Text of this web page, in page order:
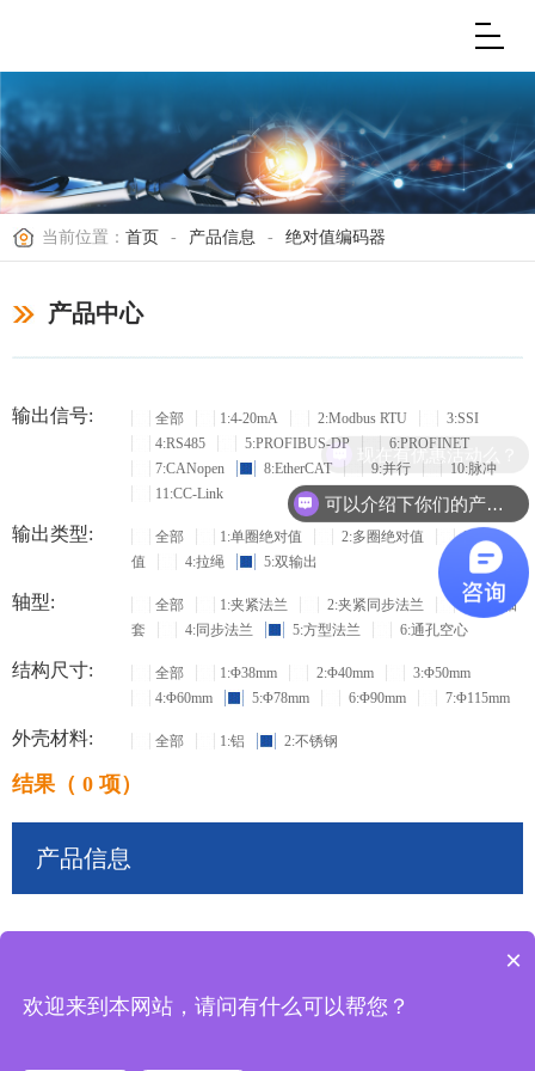
当前位置： 首页 - 产品信息 - 绝对值编码器
产品中心
输出信号: 全部 1:4-20mA 2:Modbus RTU
3:SSI
4:RS485
5:PROFIBUS-DP
6:PROFINET
7:CANopen
8:EtherCAT 9:并行
10:脉冲
11:CC-Link
输出类型: 全部 1:单圈绝对值 2:多圈绝对值
3:增量
值
4:拉绳 5:双输出
轴型: 全部 1:夹紧法兰 2:夹紧同步法兰
3:盲孔轴
套
4:同步法兰 5:方型法兰 6:通孔空心
结构尺寸: 全部 1:Φ38mm 2:Φ40mm
3:Φ50mm
4:Φ60mm
5:Φ78mm 6:Φ90mm 7:Φ115mm
外壳材料: 全部 1:铝 2:不锈钢
结果（ 0 项）
产品信息
可以介绍下你们的产品么？
现在有优惠活动么？
×
欢迎来到本网站，请问有什么可以帮您？